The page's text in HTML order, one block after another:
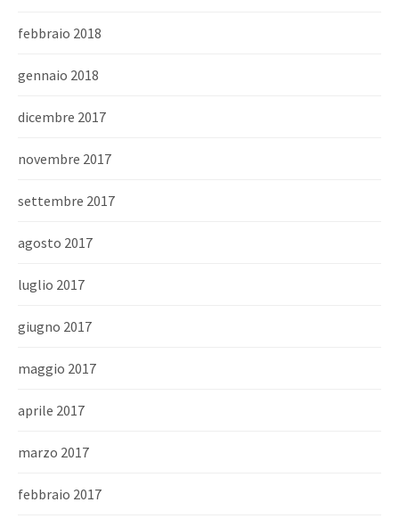
febbraio 2018
gennaio 2018
dicembre 2017
novembre 2017
settembre 2017
agosto 2017
luglio 2017
giugno 2017
maggio 2017
aprile 2017
marzo 2017
febbraio 2017